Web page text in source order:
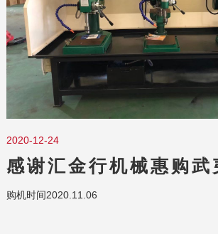
2020-12-24
感谢汇金行机械惠购武
Z4116/S4116/Z4025
购机时间2020.11.06